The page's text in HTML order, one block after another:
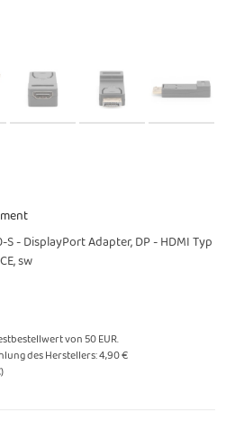
- DisplayPort Adapter, DP - HDMI Typ
sw
von 50 EUR.
des Herstellers:4,90 €
)